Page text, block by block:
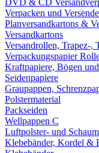
DVD & CD
Verpacken und
Planversandkartons &
Versandkartons
Versandrollen, Trapez-,
Verpackungspapier
Kraftpapiere, Bögen
Seidenpapiere
Graupappen,
Polstermaterial
Packseiden
Wellpappen C
Luftpolster- und
Klebebänder, Kordel &